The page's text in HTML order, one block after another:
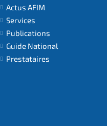
Actus AFIM
Services
Publications
Guide National
Prestataires